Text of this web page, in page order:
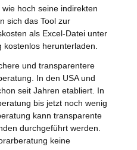
hoch seine indirekten
sich das Tool zur
als Excel-Datei unter
herunterladen.
und transparentere
In den USA und
seit Jahren etabliert. In
bis jetzt noch wenig
kann transparente
durchgeführt werden.
keine